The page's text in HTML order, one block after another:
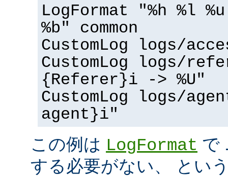
LogFormat "%h %l
%b" common
CustomLog logs/
CustomLog logs/
{Referer}i -> %U"
CustomLog logs/
agent}i"
この例は LogFormat で
する必要がない、 とい